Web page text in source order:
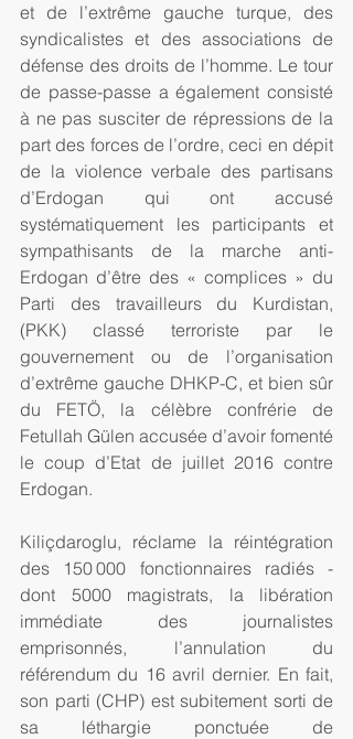
et de l’extrême gauche turque, des
syndicalistes et des associations de
défense des droits de l’homme. Le tour
de passe-passe a également consisté
à ne pas susciter de répressions de la
part des forces de l’ordre, ceci en dépit
de la violence verbale des partisans
d’Erdogan qui ont accusé
systématiquement les participants et
sympathisants de la marche anti-
Erdogan d’être des « complices » du
Parti des travailleurs du Kurdistan,
(PKK) classé terroriste par le
gouvernement ou de l’organisation
d’extrême gauche DHKP-C, et bien sûr
du FETÖ, la célèbre confrérie de
Fetullah Gülen accusée d’avoir fomenté
le coup d’Etat de juillet 2016 contre
Erdogan.
Kiliçdaroglu, réclame la réintégration
des 150 000 fonctionnaires radiés -
dont 5000 magistrats, la libération
immédiate des journalistes
emprisonnés, l’annulation du
référendum du 16 avril dernier. En fait,
son parti (CHP) est subitement sorti de
sa léthargie ponctuée de